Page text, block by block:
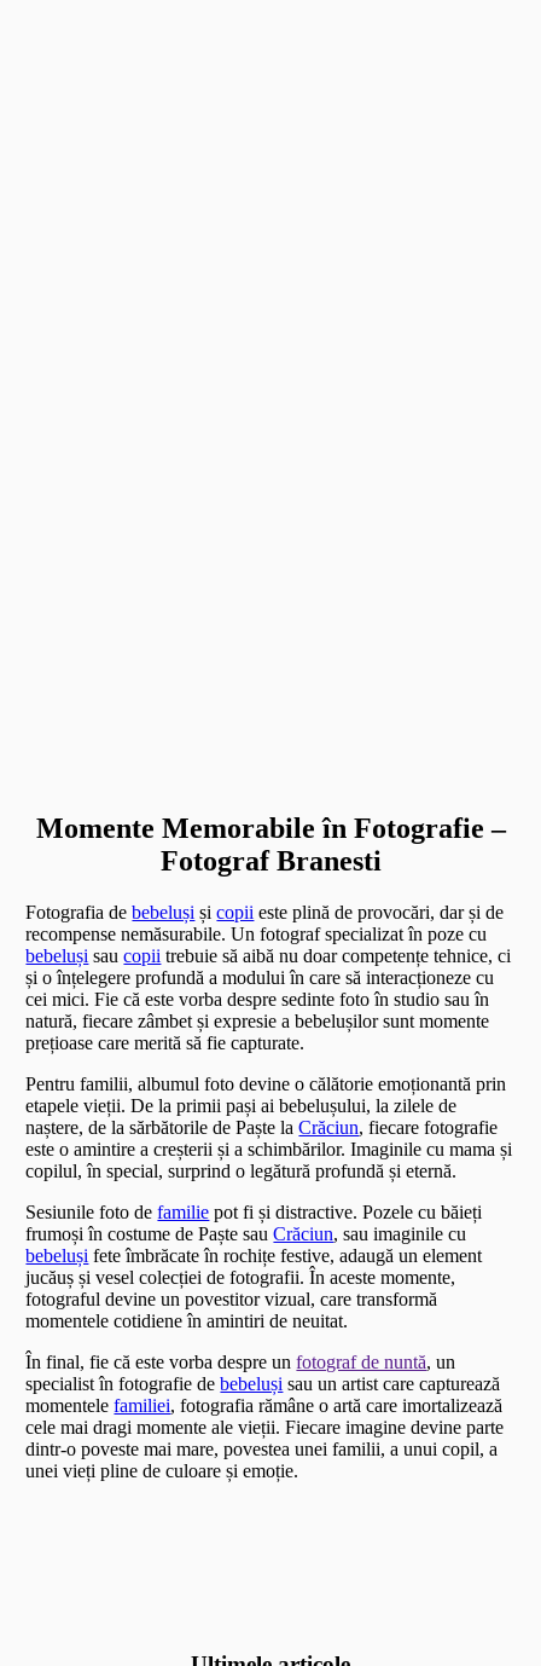
Momente Memorabile în Fotografie –
Fotograf Branesti
Fotografia debebeluși șicopii este plină de provocări, dar și de
recompense nemăsurabile. Un fotograf specializat în poze cu
bebeluși saucopii trebuie să aibă nu doar competențe tehnice, ci
și o înțelegere profundă a modului în care să interacționeze cu
cei mici. Fie că este vorba despre sedinte foto în studio sau în
natură, fiecare zâmbet și expresie a bebelușilor sunt momente
prețioase care merită să fie capturate.
Pentru familii, albumul foto devine o călătorie emoționantă prin
etapele vieții. De la primii pași ai bebelușului, la zilele de
naștere, de la sărbătorile de Paște laCrăciun, fiecare fotografie
este o amintire a creșterii și a schimbărilor. Imaginile cu mama și
copilul, în special, surprind o legătură profundă și eternă.
Sesiunile foto defamilie pot fi și distractive. Pozele cu băieți
frumoși în costume de Paște sauCrăciun, sau imaginile cu
bebeluși fete îmbrăcate în rochițe festive, adaugă un element
jucăuș și vesel colecției de fotografii. În aceste momente,
fotograful devine un povestitor vizual, care transformă
momentele cotidiene în amintiri de neuitat.
În final, fie că este vorba despre unfotograf de nuntă, un
specialist în fotografie debebeluși sau un artist care capturează
momentelefamiliei, fotografia rămâne o artă care imortalizează
cele mai dragi momente ale vieții. Fiecare imagine devine parte
dintr-o poveste mai mare, povestea unei familii, a unui copil, a
unei vieți pline de culoare și emoție.